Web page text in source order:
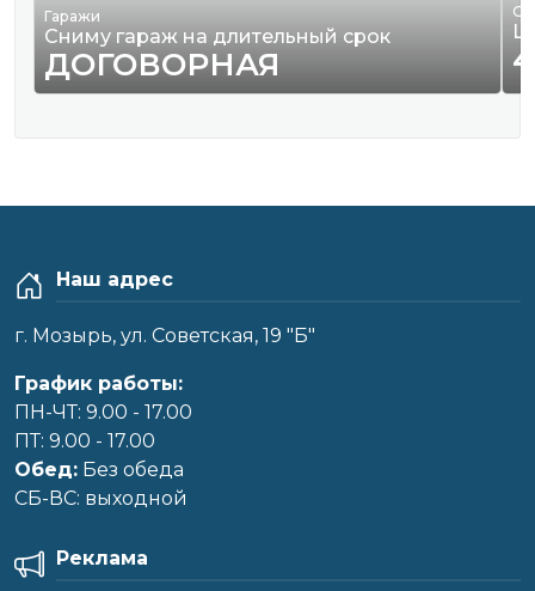
Гаражи
Сниму гараж на длительный срок
ДОГОВОРНАЯ
Наш адрес
г. Мозырь, ул. Советская, 19 "Б"
График работы:
ПН-ЧТ: 9.00 - 17.00
ПТ: 9.00 - 17.00
Обед: Без обеда
CБ-ВС: выходной
Реклама